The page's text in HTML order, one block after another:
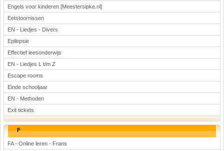
Engels voor kinderen [Meestersipke.nl]
Eetstoornissen
EN - Liedjes - Divers
Epilepsie
Effectief leesonderwijs
EN - Liedjes L t/m Z
Escape rooms
Einde schooljaar
EN - Methoden
Exit tickets
F
FA - Online leren - Frans